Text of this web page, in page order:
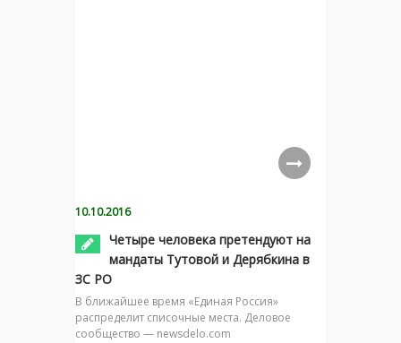
10.10.2016
Четыре человека претендуют на
мандаты Тутовой и Дерябкина в
ЗС РО
В ближайшее время «Единая Россия»
распределит списочные места. Деловое
сообщество — newsdelo.com